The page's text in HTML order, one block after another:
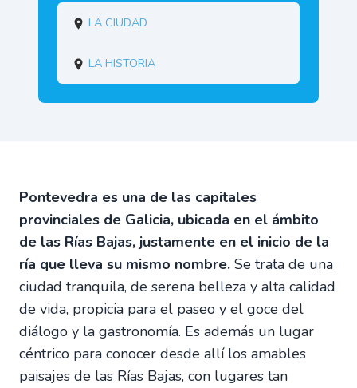
La ciudad
La historia
Pontevedra es una de las capitales
provinciales de Galicia, ubicada en el ámbito
de las Rías Bajas, justamente en el inicio de la
ría que lleva su mismo nombre. Se trata de una
ciudad tranquila, de serena belleza y alta calidad
de vida, propicia para el paseo y el goce del
diálogo y la gastronomía. Es además un lugar
céntrico para conocer desde allí los amables
paisajes de las Rías Bajas, con lugares tan